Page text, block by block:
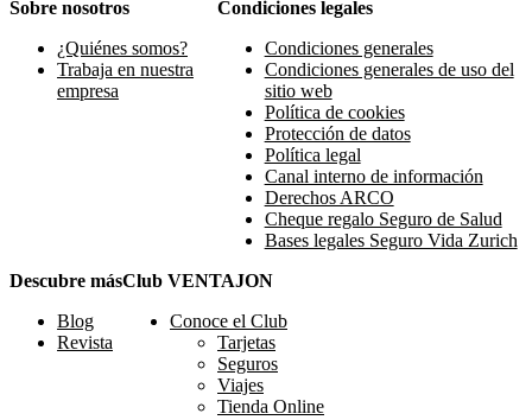
Sobre nosotros
¿Quiénes somos?
Trabaja en nuestra
empresa
Condiciones legales
Condiciones generales
Condiciones generales de uso del
sitio web
Política de cookies
Protección de datos
Política legal
Canal interno de información
Derechos ARCO
Cheque regalo Seguro de Salud
Bases legales Seguro Vida Zurich
Descubre más
Blog
Revista
Club VENTAJON
Conoce el Club
Tarjetas
Seguros
Viajes
Tienda Online